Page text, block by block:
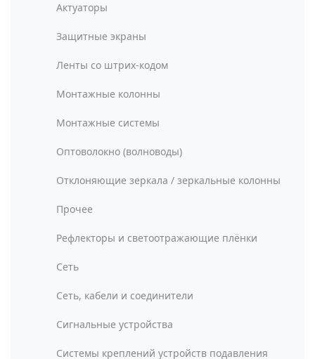
Актуаторы
Защитные экраны
Ленты со штрих-кодом
Монтажные колонны
Монтажные системы
Оптоволокно (волноводы)
Отклоняющие зеркала / зеркальные колонны
Прочее
Рефлекторы и светоотражающие плёнки
Сеть
Сеть, кабели и соединители
Сигнальные устройства
Системы креплений устройств подавления